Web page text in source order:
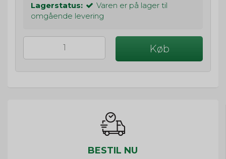
Lagerstatus:
Varen er på lager til
omgående levering
Køb
BESTIL NU